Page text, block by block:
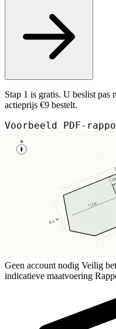
Stap 1 is gratis. U beslist pas
actieprijs €9 bestelt.
Voorbeeld PDF-
N
7,2 m
8,2 m
Geen account nodig Veilig
indicatieve maatvoering